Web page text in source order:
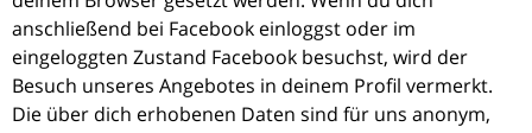
anschließend bei Facebook einloggst oder im
eingeloggten Zustand Facebook besuchst, wird der
Besuch unseres Angebotes in deinem Profil vermerkt.
Die über dich erhobenen Daten sind für uns anonym,